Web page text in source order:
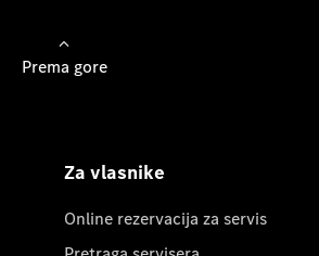
Prema gore
Za vlasnike
Online rezervacija za servis